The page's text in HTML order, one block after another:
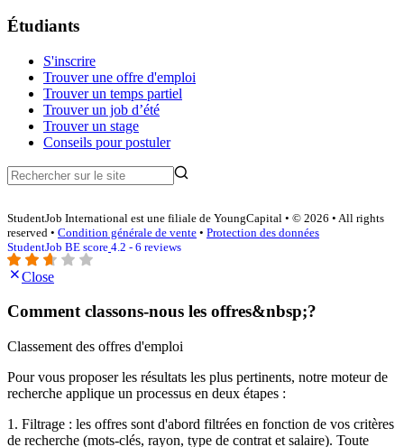
Étudiants
S'inscrire
Trouver une offre d'emploi
Trouver un temps partiel
Trouver un job d’été
Trouver un stage
Conseils pour postuler
StudentJob International est une filiale de YoungCapital • © 2026 • All rights
reserved • Condition générale de vente • Protection des données
StudentJob BE score 4.2 - 6 reviews
Close
Comment classons-nous les offres&nbsp;?
Classement des offres d'emploi
Pour vous proposer les résultats les plus pertinents, notre moteur de
recherche applique un processus en deux étapes :
1. Filtrage : les offres sont d'abord filtrées en fonction de vos critères
de recherche (mots-clés, rayon, type de contrat et salaire). Toute